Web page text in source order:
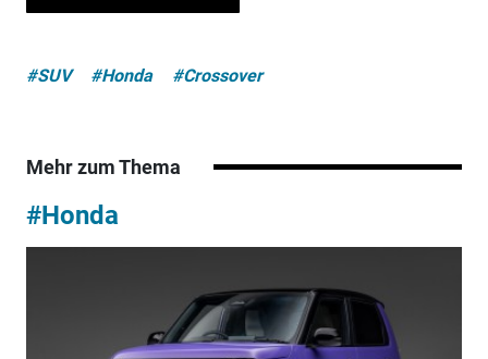
#SUV #Honda #Crossover
Mehr zum Thema
#Honda